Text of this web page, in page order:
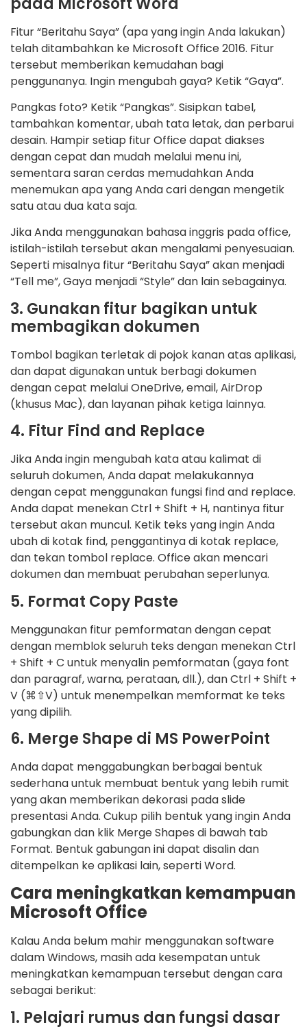
Fitur “Beritahu Saya” (apa yang ingin Anda lakukan)
telah ditambahkan ke Microsoft Office 2016. Fitur
tersebut memberikan kemudahan bagi
penggunanya. Ingin mengubah gaya? Ketik “Gaya”.
Pangkas foto? Ketik “Pangkas”. Sisipkan tabel,
tambahkan komentar, ubah tata letak, dan perbarui
desain. Hampir setiap fitur Office dapat diakses
dengan cepat dan mudah melalui menu ini,
sementara saran cerdas memudahkan Anda
menemukan apa yang Anda cari dengan mengetik
satu atau dua kata saja.
Jika Anda menggunakan bahasa inggris pada office,
istilah-istilah tersebut akan mengalami penyesuaian.
Seperti misalnya fitur “Beritahu Saya” akan menjadi
“Tell me”, Gaya menjadi “Style” dan lain sebagainya.
3. Gunakan fitur bagikan untuk
membagikan dokumen
Tombol bagikan terletak di pojok kanan atas aplikasi,
dan dapat digunakan untuk berbagi dokumen
dengan cepat melalui OneDrive, email, AirDrop
(khusus Mac), dan layanan pihak ketiga lainnya.
4. Fitur Find and Replace
Jika Anda ingin mengubah kata atau kalimat di
seluruh dokumen, Anda dapat melakukannya
dengan cepat menggunakan fungsi find and replace.
Anda dapat menekan Ctrl + Shift + H, nantinya fitur
tersebut akan muncul. Ketik teks yang ingin Anda
ubah di kotak find, penggantinya di kotak replace,
dan tekan tombol replace. Office akan mencari
dokumen dan membuat perubahan seperlunya.
5. Format Copy Paste
Menggunakan fitur pemformatan dengan cepat
dengan memblok seluruh teks dengan menekan Ctrl
+ Shift + C untuk menyalin pemformatan (gaya font
dan paragraf, warna, perataan, dll.), dan Ctrl + Shift +
V (⌘⇧V) untuk menempelkan memformat ke teks
yang dipilih.
6. Merge Shape di MS PowerPoint
Anda dapat menggabungkan berbagai bentuk
sederhana untuk membuat bentuk yang lebih rumit
yang akan memberikan dekorasi pada slide
presentasi Anda. Cukup pilih bentuk yang ingin Anda
gabungkan dan klik Merge Shapes di bawah tab
Format. Bentuk gabungan ini dapat disalin dan
ditempelkan ke aplikasi lain, seperti Word.
Cara meningkatkan kemampuan
Microsoft Office
Kalau Anda belum mahir menggunakan software
dalam Windows, masih ada kesempatan untuk
meningkatkan kemampuan tersebut dengan cara
sebagai berikut:
1. Pelajari rumus dan fungsi dasar